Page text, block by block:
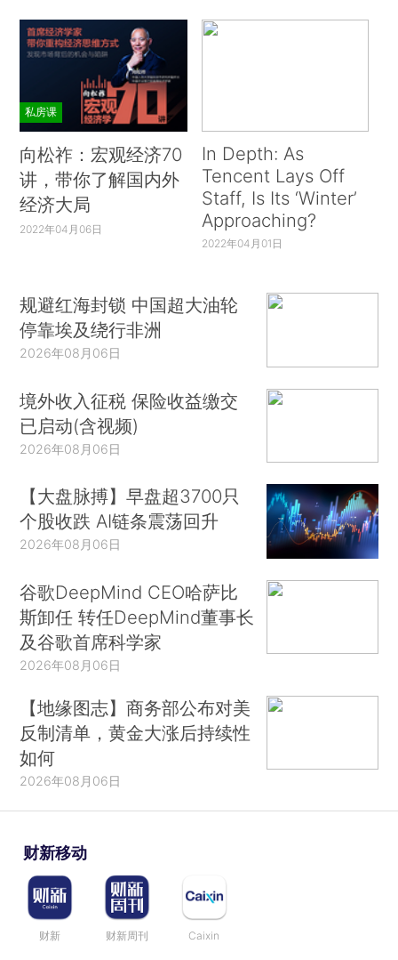
私房课
向松祚：宏观经济70
讲，带你了解国内外
经济大局
2022年04月06日
In Depth: As
Tencent Lays Off
Staff, Is Its ‘Winter’
Approaching?
2022年04月01日
规避红海封锁 中国超大油轮
停靠埃及绕行非洲
2026年08月06日
境外收入征税 保险收益缴交
已启动(含视频)
2026年08月06日
【大盘脉搏】早盘超3700只
个股收跌 AI链条震荡回升
2026年08月06日
谷歌DeepMind CEO哈萨比
斯卸任 转任DeepMind董事长
及谷歌首席科学家
2026年08月06日
【地缘图志】商务部公布对美
反制清单，黄金大涨后持续性
如何
2026年08月06日
财新移动
财新 财新周刊 Caixin